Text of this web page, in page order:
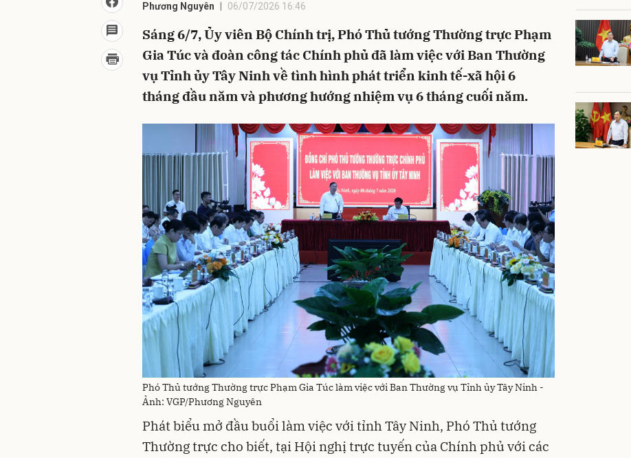
Phương Nguyên 06/07/2026 16:46
Sáng 6/7, Ủy viên Bộ Chính trị, Phó Thủ tướng Thường trực Phạm
Gia Túc và đoàn công tác Chính phủ đã làm việc với Ban Thường
vụ Tỉnh ủy Tây Ninh về tình hình phát triển kinh tế-xã hội 6
tháng đầu năm và phương hướng nhiệm vụ 6 tháng cuối năm.
Phó Thủ tướng Thường trực Phạm Gia Túc làm việc với Ban Thường vụ Tỉnh ủy Tây Ninh -
Ảnh: VGP/Phương Nguyên
Phát biểu mở đầu buổi làm việc với tỉnh Tây Ninh, Phó Thủ tướng
Thường trực cho biết, tại Hội nghị trực tuyến của Chính phủ với các